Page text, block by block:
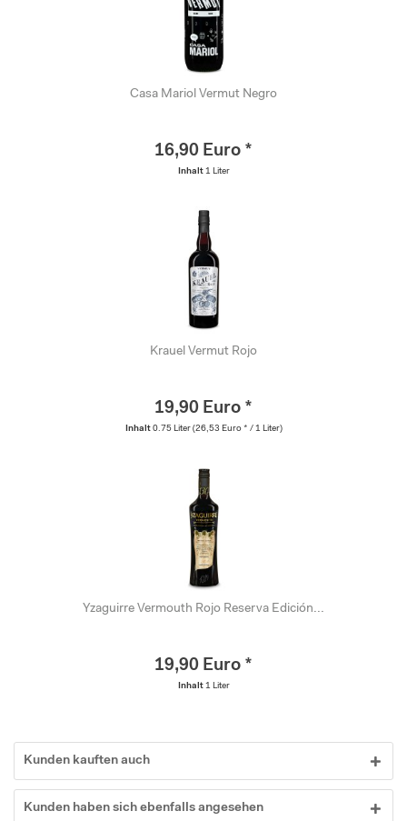
Casa Mariol Vermut Negro
16,90 Euro *
Inhalt 1 Liter
Krauel Vermut Rojo
19,90 Euro *
Inhalt 0.75 Liter (26,53 Euro * / 1 Liter)
Yzaguirre Vermouth Rojo Reserva Edición...
19,90 Euro *
Inhalt 1 Liter
Kunden kauften auch
Kunden haben sich ebenfalls angesehen